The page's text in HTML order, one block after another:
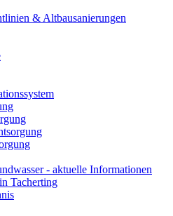
& Altbausanierungen
- aktuelle Informationen
Tacherting